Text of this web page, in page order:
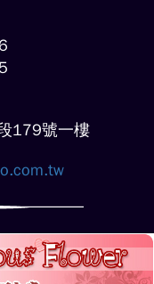
179號一樓